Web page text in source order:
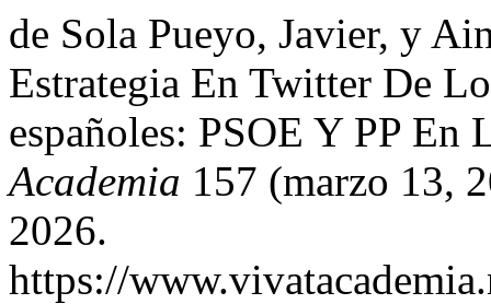
de Sola Pueyo, Javier, y
Estrategia En Twitter De
españoles: PSOE Y PP
Academia 157 (marzo 13,
2026.
https://